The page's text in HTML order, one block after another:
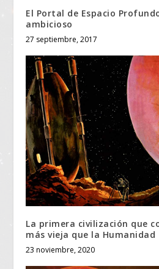
El Portal de Espacio
ambicioso
27 septiembre, 2017
La primera civilización que
más vieja que la Humanidad
23 noviembre, 2020